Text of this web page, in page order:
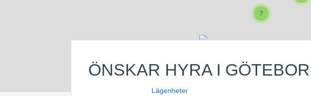
7
ÖNSKAR HYRA I
Lägenheter